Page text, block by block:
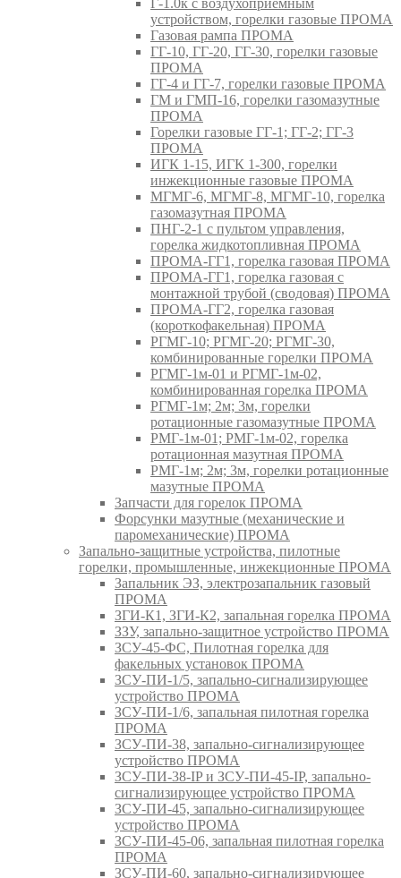
Г-1.0к с воздухоприемным
устройством, горелки газовые ПРОМА
Газовая рампа ПРОМА
ГГ-10, ГГ-20, ГГ-30, горелки газовые
ПРОМА
ГГ-4 и ГГ-7, горелки газовые ПРОМА
ГМ и ГМП-16, горелки газомазутные
ПРОМА
Горелки газовые ГГ-1; ГГ-2; ГГ-3
ПРОМА
ИГК 1-15, ИГК 1-300, горелки
инжекционные газовые ПРОМА
МГМГ-6, МГМГ-8, МГМГ-10, горелка
газомазутная ПРОМА
ПНГ-2-1 с пультом управления,
горелка жидкотопливная ПРОМА
ПРОМА-ГГ1, горелка газовая ПРОМА
ПРОМА-ГГ1, горелка газовая с
монтажной трубой (сводовая) ПРОМА
ПРОМА-ГГ2, горелка газовая
(короткофакельная) ПРОМА
РГМГ-10; РГМГ-20; РГМГ-30,
комбинированные горелки ПРОМА
РГМГ-1м-01 и РГМГ-1м-02,
комбинированная горелка ПРОМА
РГМГ-1м; 2м; 3м, горелки
ротационные газомазутные ПРОМА
РМГ-1м-01; РМГ-1м-02, горелка
ротационная мазутная ПРОМА
РМГ-1м; 2м; 3м, горелки ротационные
мазутные ПРОМА
Запчасти для горелок ПРОМА
Форсунки мазутные (механические и
паромеханические) ПРОМА
Запально-защитные устройства, пилотные
горелки, промышленные, инжекционные ПРОМА
Запальник ЭЗ, электрозапальник газовый
ПРОМА
ЗГИ-К1, ЗГИ-К2, запальная горелка ПРОМА
ЗЗУ, запально-защитное устройство ПРОМА
ЗСУ-45-ФС, Пилотная горелка для
факельных установок ПРОМА
ЗСУ-ПИ-1/5, запально-сигнализирующее
устройство ПРОМА
ЗСУ-ПИ-1/6, запальная пилотная горелка
ПРОМА
ЗСУ-ПИ-38, запально-сигнализирующее
устройство ПРОМА
ЗСУ-ПИ-38-IP и ЗСУ-ПИ-45-IP, запально-
сигнализирующее устройство ПРОМА
ЗСУ-ПИ-45, запально-сигнализирующее
устройство ПРОМА
ЗСУ-ПИ-45-06, запальная пилотная горелка
ПРОМА
ЗСУ-ПИ-60, запально-сигнализирующее